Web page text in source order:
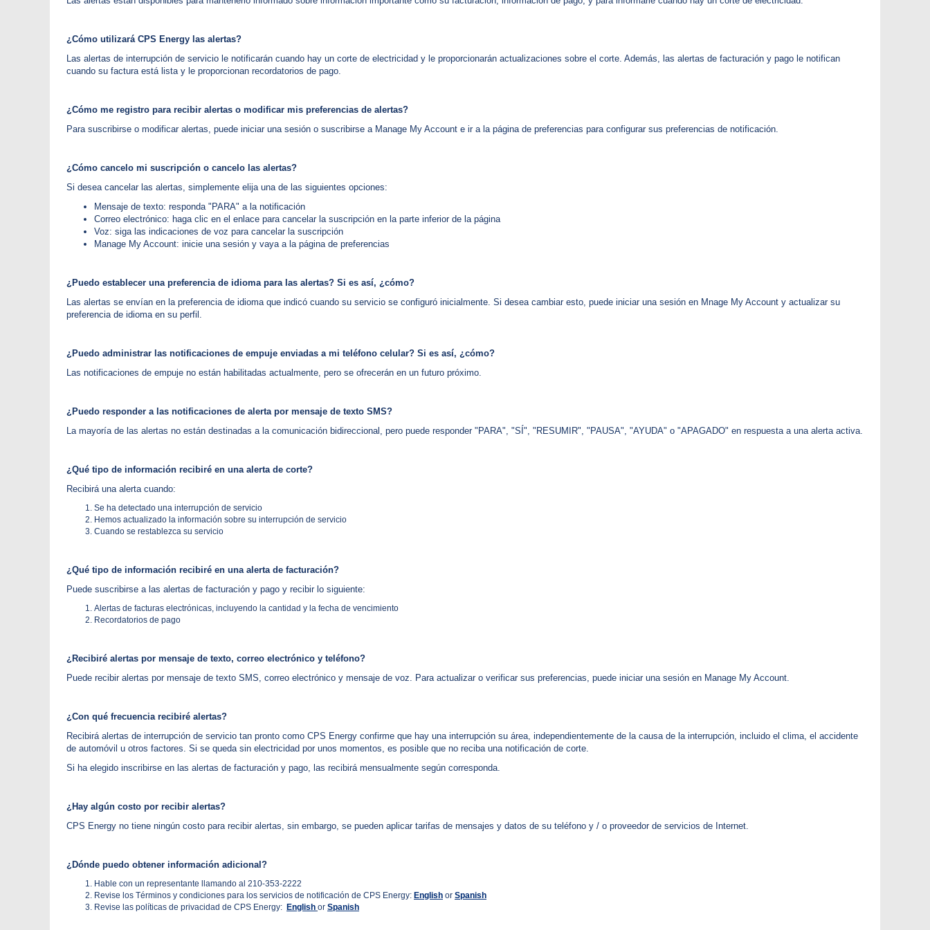
Opciones de Pago y Asistencia al Cliente
¿Cómo utilizará CPS Energy las alertas?
Las alertas de interrupción de servicio le notificarán cuando hay un corte de electricidad y le proporcionarán actualizaciones sobre el corte. Además, las alertas de facturación y pago le notifican
cuando su factura está lista y le proporcionan recordatorios de pago.
¿Cómo me registro para recibir alertas o modificar mis preferencias de alertas?
Para suscribirse o modificar alertas, puede iniciar una sesión o suscribirse a Manage My Account e ir a la página de preferencias para configurar sus preferencias de notificación.
¿Cómo cancelo mi suscripción o cancelo las alertas?
Si desea cancelar las alertas, simplemente elija una de las siguientes opciones:
Mensaje de texto: responda "PARA" a la notificación
Correo electrónico: haga clic en el enlace para cancelar la suscripción en la parte inferior de la página
Voz: siga las indicaciones de voz para cancelar la suscripción
Manage My Account: inicie una sesión y vaya a la página de preferencias
¿Puedo establecer una preferencia de idioma para las alertas? Si es así, ¿cómo?
Las alertas se envían en la preferencia de idioma que indicó cuando su servicio se configuró inicialmente. Si desea cambiar esto, puede iniciar una sesión en Mnage My Account y actualizar su
preferencia de idioma en su perfil.
¿Puedo administrar las notificaciones de empuje enviadas a mi teléfono celular? Si es así, ¿cómo?
Las notificaciones de empuje no están habilitadas actualmente, pero se ofrecerán en un futuro próximo.
¿Puedo responder a las notificaciones de alerta por mensaje de texto SMS?
La mayoría de las alertas no están destinadas a la comunicación bidireccional, pero puede responder "PARA", "SÍ", "RESUMIR", "PAUSA", "AYUDA" o "APAGADO" en respuesta a una alerta activa.
¿Qué tipo de información recibiré en una alerta de corte?
Recibirá una alerta cuando:
Se ha detectado una interrupción de servicio
Hemos actualizado la información sobre su interrupción de servicio
Cuando se restablezca su servicio
¿Qué tipo de información recibiré en una alerta de facturación?
Puede suscribirse a las alertas de facturación y pago y recibir lo siguiente:
Alertas de facturas electrónicas, incluyendo la cantidad y la fecha de vencimiento
Recordatorios de pago
¿Recibiré alertas por mensaje de texto, correo electrónico y teléfono?
Puede recibir alertas por mensaje de texto SMS, correo electrónico y mensaje de voz. Para actualizar o verificar sus preferencias, puede iniciar una sesión en Manage My Account.
¿Con qué frecuencia recibiré alertas?
Recibirá alertas de interrupción de servicio tan pronto como CPS Energy confirme que hay una interrupción su área, independientemente de la causa de la interrupción, incluido el clima, el accidente
de automóvil u otros factores. Si se queda sin electricidad por unos momentos, es posible que no reciba una notificación de corte.
Si ha elegido inscribirse en las alertas de facturación y pago, las recibirá mensualmente según corresponda.
¿Hay algún costo por recibir alertas?
CPS Energy no tiene ningún costo para recibir alertas, sin embargo, se pueden aplicar tarifas de mensajes y datos de su teléfono y / o proveedor de servicios de Internet.
¿Dónde puedo obtener información adicional?
Hable con un representante llamando al 210-353-2222
Revise los Términos y condiciones para los servicios de notificación de CPS Energy: English or Spanish
Revise las políticas de privacidad de CPS Energy: English or Spanish